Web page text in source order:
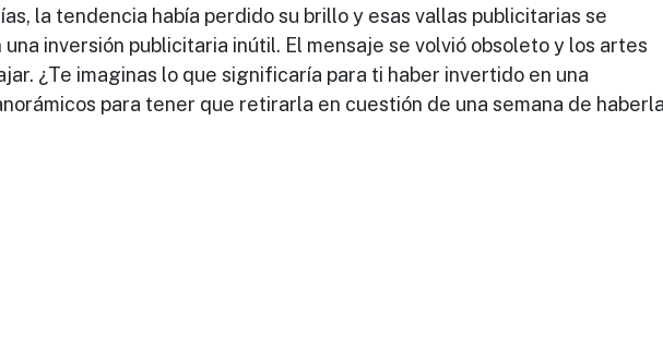
la tendencia había perdido su brillo y esas vallas publicitarias se
inversión publicitaria inútil. El mensaje se volvió obsoleto y los artes
¿Te imaginas lo que significaría para ti haber invertido en una
para tener que retirarla en cuestión de una semana de